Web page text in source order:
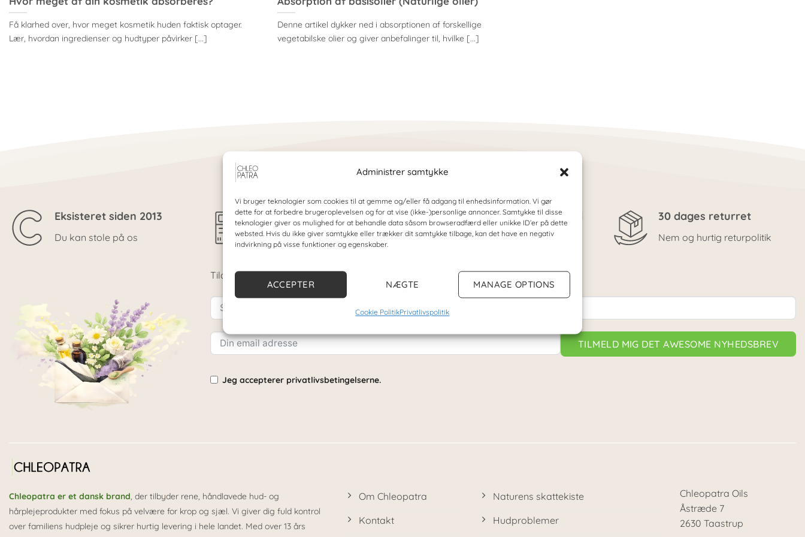
Administrer samtykke
Vi bruger teknologier som cookies til at gemme og/eller få adgang til enhedsinformation. Vi gør
dette for at forbedre brugeroplevelsen og for at vise (ikke-)personlige annoncer. Samtykke til disse
teknologier giver os mulighed for at behandle data såsom browseradfærd eller unikke ID’er på dette
websted. Hvis du ikke giver samtykke eller trækker dit samtykke tilbage, kan det have en negativ
indvirkning på visse funktioner og egenskaber.
ACCEPTER NÆGTE MANAGE OPTIONS
Cookie PolitikPrivatlivspolitik
Få klarhed over, hvor meget kosmetik huden faktisk optager.
Lær, hvordan ingredienser og hudtyper påvirker [...]
Denne artikel dykker ned i absorptionen af forskellige
vegetabilske olier og giver anbefalinger til, hvilke [...]
Eksisteret siden 2013
Du kan stole på os
Gratis fragt
Ved ordre over 299,- kr
100% Dansk virksomhed
God og hurtig kundeservice
30 dages returret
Nem og hurtig returpolitik
Tildmeld dig vores nyhedsbrev og bliv klar til en olie-fortyllelse
TILMELD MIG DET AWESOME NYHEDSBREV
Jeg accepterer privatlivsbetingelserne.
Chleopatra er et dansk brand , der tilbyder rene, håndlavede hud- og
hårplejeprodukter med fokus på velvære for krop og sjæl. Vi giver dig fuld kontrol
over familiens hudpleje og sikrer hurtig levering i hele landet. Med over 13 års
Om Chleopatra
Kontakt
Naturens skattekiste
Hudproblemer
Chleopatra Oils
Åstræde 7
2630 Taastrup